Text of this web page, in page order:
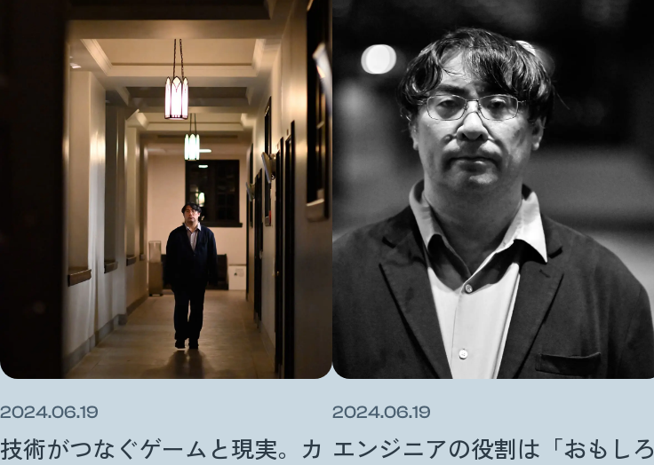
2024.06.19
技術がつなぐゲームと現実。カ
2024.06.19
エンジニアの役割は「おもしろ